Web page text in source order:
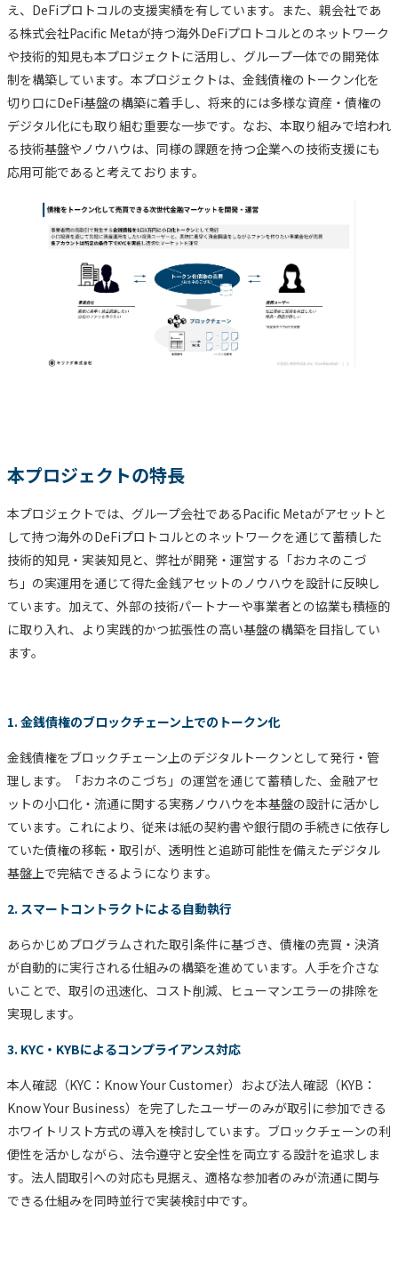
え、DeFiプロトコルの支援実績を有しています。また、親会社であ
る株式会社Pacific Metaが持つ海外DeFiプロトコルとのネットワーク
や技術的知見も本プロジェクトに活用し、グループ一体での開発体
制を構築しています。本プロジェクトは、金銭債権のトークン化を
切り口にDeFi基盤の構築に着手し、将来的には多様な資産・債権の
デジタル化にも取り組む重要な一歩です。なお、本取り組みで培われ
る技術基盤やノウハウは、同様の課題を持つ企業への技術支援にも
応用可能であると考えております。
本プロジェクトの特長
本プロジェクトでは、グループ会社であるPacific Metaがアセットと
して持つ海外のDeFiプロトコルとのネットワークを通じて蓄積した
技術的知見・実装知見と、弊社が開発・運営する「おカネのこづ
ち」の実運用を通じて得た金銭アセットのノウハウを設計に反映し
ています。加えて、外部の技術パートナーや事業者との協業も積極的
に取り入れ、より実践的かつ拡張性の高い基盤の構築を目指してい
ます。
1. 金銭債権のブロックチェーン上でのトークン化
金銭債権をブロックチェーン上のデジタルトークンとして発行・管
理します。「おカネのこづち」の運営を通じて蓄積した、金融アセ
ットの小口化・流通に関する実務ノウハウを本基盤の設計に活かし
ています。これにより、従来は紙の契約書や銀行間の手続きに依存し
ていた債権の移転・取引が、透明性と追跡可能性を備えたデジタル
基盤上で完結できるようになります。
2. スマートコントラクトによる自動執行
あらかじめプログラムされた取引条件に基づき、債権の売買・決済
が自動的に実行される仕組みの構築を進めています。人手を介さな
いことで、取引の迅速化、コスト削減、ヒューマンエラーの排除を
実現します。
3. KYC・KYBによるコンプライアンス対応
本人確認（KYC：Know Your Customer）および法人確認（KYB：
Know Your Business）を完了したユーザーのみが取引に参加できる
ホワイトリスト方式の導入を検討しています。ブロックチェーンの利
便性を活かしながら、法令遵守と安全性を両立する設計を追求しま
す。法人間取引への対応も見据え、適格な参加者のみが流通に関与
できる仕組みを同時並行で実装検討中です。